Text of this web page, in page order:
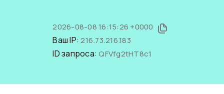
2026-08-08 16:15:26 +0000
Ваш IP:216.73.216.183
ID запроса:QFVfg2tHT8c1